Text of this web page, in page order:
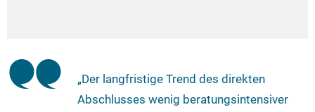
„Der langfristige Trend des direkten
Abschlusses wenig beratungsintensiver